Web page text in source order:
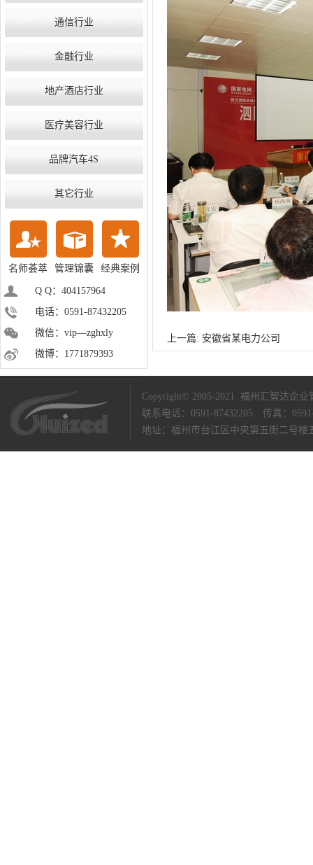
通信行业
金融行业
地产酒店行业
医疗美容行业
品牌汽车4S
其它行业
名师荟萃 管理锦囊 经典案例
Q Q：404157964
电话：0591-87432205
微信：vip—zghxly
微博：1771879393
上一篇: 安徽省某电力公司
Copyright© 2005-2021 福州汇智达企
联系电话：0591-87432205 传真：
地址：福州市台江区 中央第五街二号